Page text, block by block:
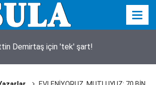
Demirtaş için 'tek' şart!